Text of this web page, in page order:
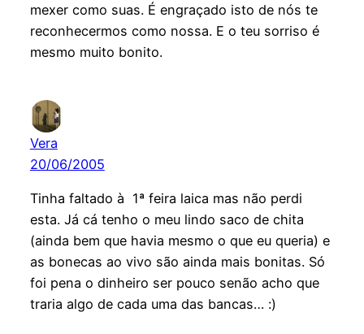
mexer como suas. É engraçado isto de nós te
reconhecermos como nossa. E o teu sorriso é
mesmo muito bonito.
Vera
20/06/2005
Tinha faltado à 1ª feira laica mas não perdi
esta. Já cá tenho o meu lindo saco de chita
(ainda bem que havia mesmo o que eu queria) e
as bonecas ao vivo são ainda mais bonitas. Só
foi pena o dinheiro ser pouco senão acho que
traria algo de cada uma das bancas… :)